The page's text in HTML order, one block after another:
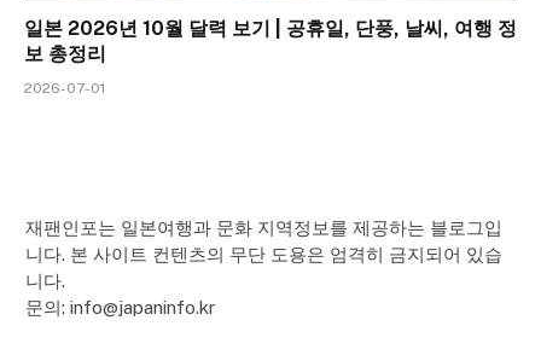
일본 2026년 10월 달력 보기 | 공휴일, 단풍, 날씨, 여행 정
보 총정리
2026-07-01
재팬인포는 일본여행과 문화 지역정보를 제공하는 블로그입
니다. 본 사이트 컨텐츠의 무단 도용은 엄격히 금지되어 있습
니다.
문의: info@japaninfo.kr